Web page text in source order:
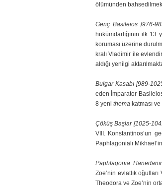
ölümünden
Genç Basileios [976-
hükümdarlığının ilk 13
koruması üze­ri­ne
kralı Vladimir ile
aldığı ye­nilgi
Bulgar Kasabı [989-
eden İmparator
8 yeni thema katması
Çöküş Başlar [1025-
VIII. Konstantinos’un
Paphlagonialı
Paphlagonia
Zoe’nin evlatlık
Theodora ve Zoe’nin